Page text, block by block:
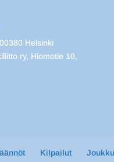
Helsinki
ry, Hiomotie 10,
Kilpailut